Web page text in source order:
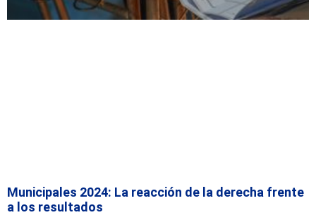
Municipales 2024: La reacción de la derecha frente
a los resultados